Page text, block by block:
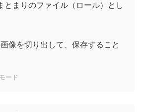
とまりのファイル（ロール）とし
像を切り出して、保存すること
ード